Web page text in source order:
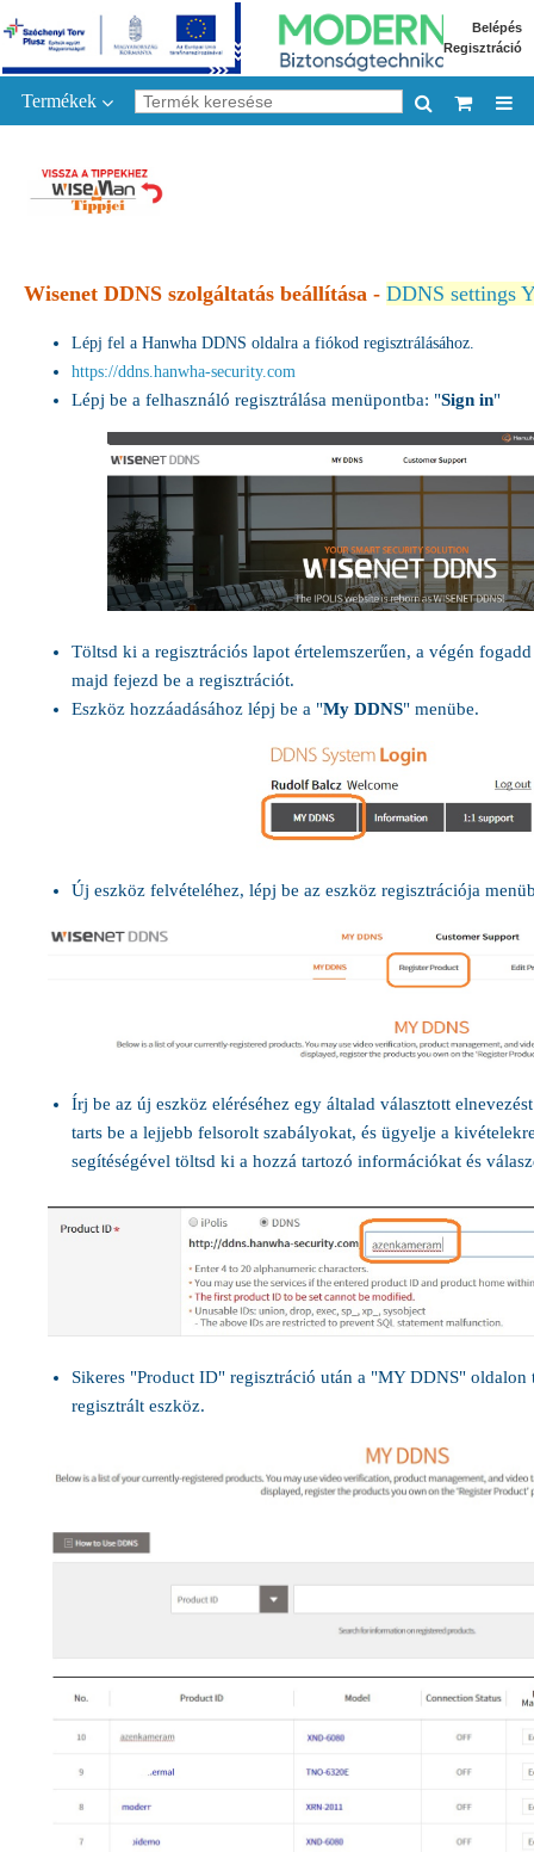
Belépés
Regisztráció
Termékek
Wisenet DDNS szolgáltatás beállítása - DDNS settings
Lépj fel a Hanwha DDNS oldalra a fiókod regisztrálásához.
https://ddns.hanwha-security.com
Lépj be a felhasználó regisztrálása menüpontba: "Sign in"
Töltsd ki a regisztrációs lapot értelemszerűen, a végén
majd fejezd be a regisztrációt.
Eszköz hozzáadásához lépj be a "My DDNS" menübe.
Új eszköz felvételéhez, lépj be az eszköz regisztrációja
Írj be az új eszköz eléréséhez egy általad választott
tarts be a lejjebb felsorolt szabályokat, és ügyelje a
segítéségével töltsd ki a hozzá tartozó információkat és
Sikeres "Product ID" regisztráció után a "MY DDNS" oldalon
regisztrált eszköz.